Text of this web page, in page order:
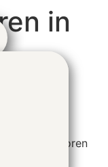
in
het Sensoren